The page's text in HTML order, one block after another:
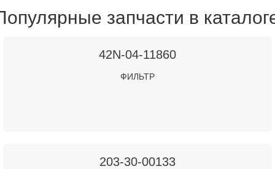
запчасти в
42N-04-11860
ФИЛЬТР
203-30-00133